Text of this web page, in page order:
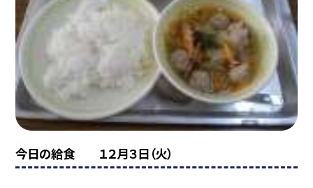
今日の給食 １２月３日（火）